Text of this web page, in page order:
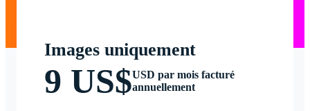
Images uniquement
9 US$USD par mois facturé
annuellement